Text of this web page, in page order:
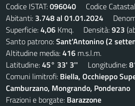
Codice ISTAT:096040 Codice
Abitanti: 3.748 al 01.01.2024
Superficie:4,06 Kmq. Densità:923
Santo patrono:Sant'Antonino (2
Altitudine media:416 m.s.l.m.
Latitudine:45° 33' 3'' Longitudine:
Comuni limitrofi: Biella, Occhieppo
Camburzano, Mongrando, Ponderano
Frazioni e borgate: Barazzone